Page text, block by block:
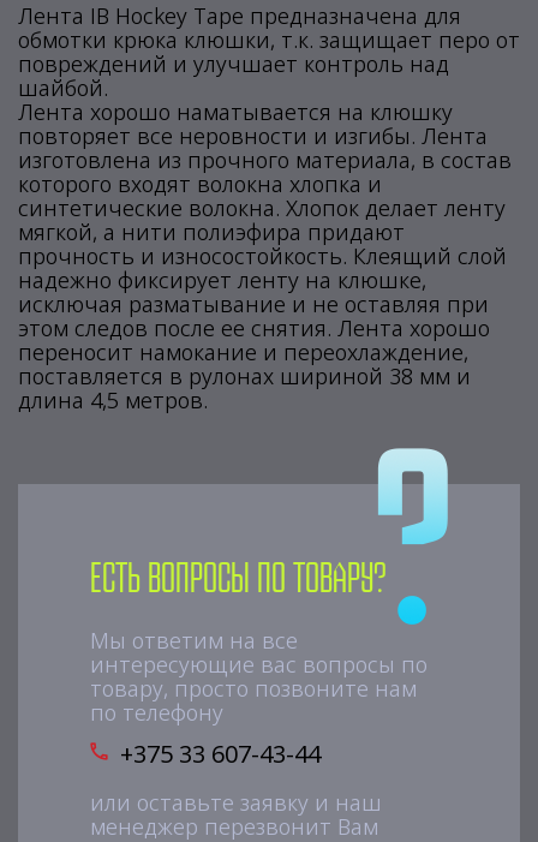
Лента IB Hockey Tape предназначена для
обмотки крюка клюшки, т.к. защищает перо от
повреждений и улучшает контроль над
шайбой.
Лента хорошо наматывается на клюшку
повторяет все неровности и изгибы. Лента
изготовлена из прочного материала, в состав
которого входят волокна хлопка и
синтетические волокна. Хлопок делает ленту
мягкой, а нити полиэфира придают
прочность и износостойкость. Клеящий слой
надежно фиксирует ленту на клюшке,
исключая разматывание и не оставляя при
этом следов после ее снятия. Лента хорошо
переносит намокание и переохлаждение,
поставляется в рулонах шириной 38 мм и
длина 4,5 метров.
Есть вопросы по товару?
Мы ответим на все
интересующие вас вопросы по
товару, просто позвоните нам
по телефону
+375 33 607-43-44
или оставьте заявку и наш
менеджер перезвонит Вам